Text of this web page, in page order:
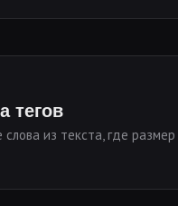
тегов
из текста, где